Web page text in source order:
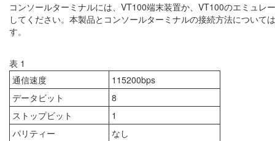
コンソールターミナルには、VT100端末装置か、VT100のエミュ
してください。本製品とコンソールターミナルの接続方法につい
す。
表 1
通信速度
115200bps
データビット
8
ストップビット
1
パリティー
なし